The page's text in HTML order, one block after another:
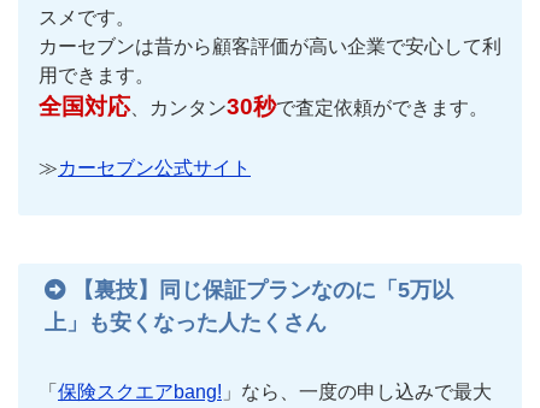
スメです。
カーセブンは昔から顧客評価が高い企業で安心して利
用できます。
全国対応、カンタン30秒で査定依頼ができます。
≫カーセブン公式サイト
【裏技】同じ保証プランなのに「5万以
上」も安くなった人たくさん
「 保険スクエアbang! 」なら、一度の申し込みで最大